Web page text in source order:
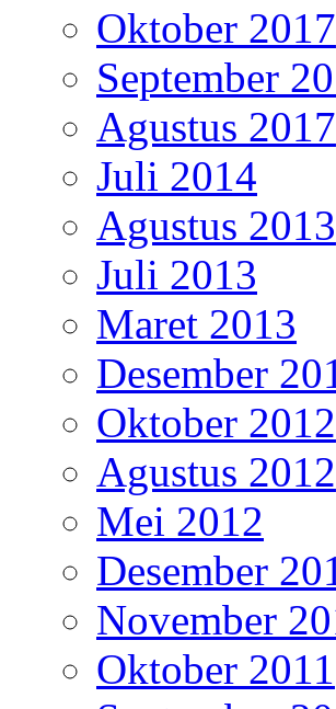
Oktober 2017
September
Agustus 2017
Juli 2014
Agustus 2013
Juli 2013
Maret 2013
Desember
Oktober 2012
Agustus 2012
Mei 2012
Desember
November
Oktober 2011